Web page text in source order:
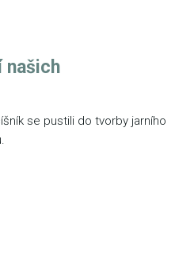
našich
se pustili do tvorby jarního